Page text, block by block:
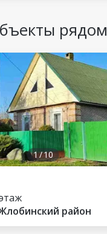
рядом
1/10
район